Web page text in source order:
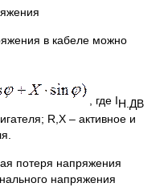
в кабеле можно
, где IН.ДВ
R,X – активное и
потеря напряжения
напряжения